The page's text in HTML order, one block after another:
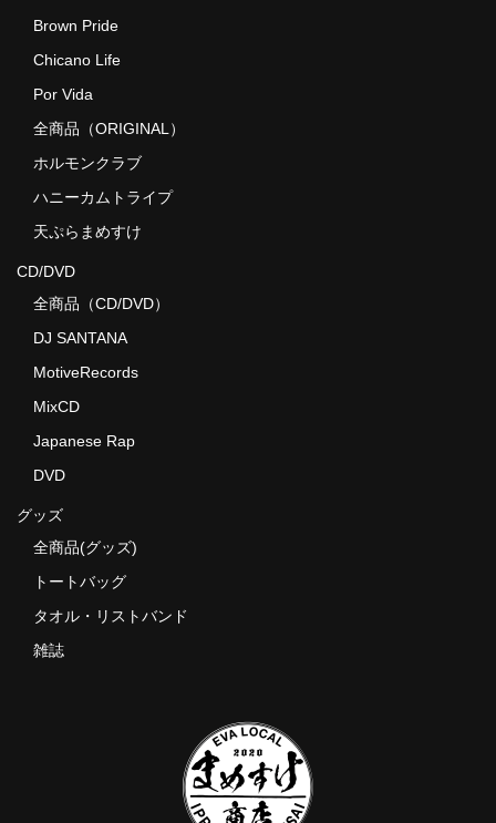
Brown Pride
Chicano Life
Por Vida
全商品（ORIGINAL）
ホルモンクラブ
ハニーカムトライプ
天ぷらまめすけ
CD/DVD
全商品（CD/DVD）
DJ SANTANA
MotiveRecords
MixCD
Japanese Rap
DVD
グッズ
全商品(グッズ)
トートバッグ
タオル・リストバンド
雑誌